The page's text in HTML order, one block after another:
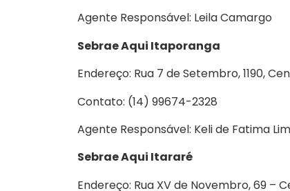
Agente Responsável: Leila Camargo
Sebrae Aqui Itaporanga
Endereço: Rua 7 de Setembro, 1190,
Contato: (14) 99674-2328
Agente Responsável: Keli de Fatima
Sebrae Aqui Itararé
Endereço: Rua XV de Novembro, 69 –